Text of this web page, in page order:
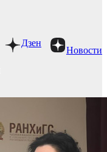
Новости
Дзен